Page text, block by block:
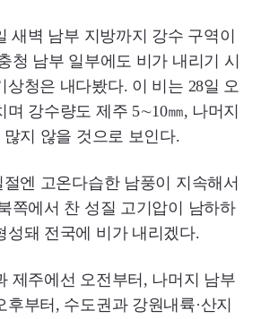
새벽 남부 지방까지 강수 구역이
청 남부 일부에도 비가 내리기 시
상청은 내다봤다. 이 비는 28일 오
며 강수량도 제주 5∼10㎜, 나머지
지 않을 것으로 보인다.
엔 고온다습한 남풍이 지속해서
쪽에서 찬 성질 고기압이 남하하
성돼 전국에 비가 내리겠다.
제주에선 오전부터, 나머지 남부
후부터, 수도권과 강원내륙·산지